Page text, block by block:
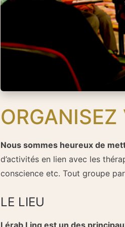
Nous sommes heureux de
d’activités en lien avec les
conscience etc. Tout groupe
LE LIEU
Lérab Ling est un des